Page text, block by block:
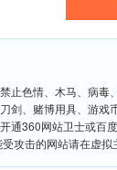
止色情、木马、病
剑、赌博用具、游
通360网站卫士或百
攻击的网站请在虚